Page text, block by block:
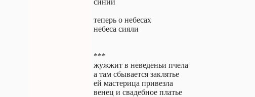
синий
теперь о небесах
небеса сияли
***
жужжит в неведеньи пчела
а там сбывается заклятье
ей мастерица привезла
венец и свадебное платье